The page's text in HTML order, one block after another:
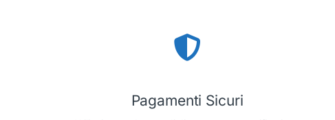
Pagamenti Sicuri